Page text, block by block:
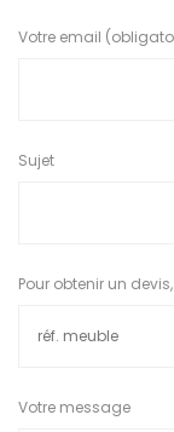
Votre email
Sujet
Pour obtenir un
Votre message